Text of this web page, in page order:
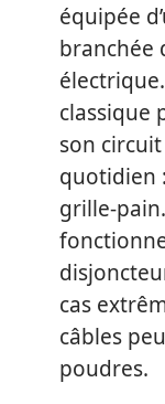
équipée
branchée
classique
son
quotidien
grille-
cas
câbles
poudres.